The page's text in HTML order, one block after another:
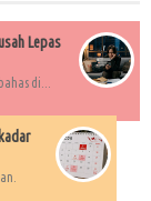
Lepas
di...